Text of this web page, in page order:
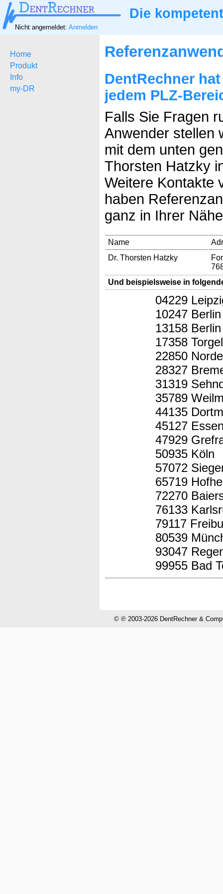
Die
Nicht angemeldet: Anmelden
Home
Produkt
Info
my-DR
DentRechner
jedem PLZ-
Falls Sie Fragen
Anwender stellen
mit dem unten
Thorsten Hatzky
Weitere Kontakte
haben
ganz in Ihrer
Name
Dr. Thorsten Hatzky
Und beispielsweise in
04229
10247 Berlin
13158 Berlin
17358
22850
28327
31319
35789
44135
45127
47929
50935 Köln
57072
65719
72270
76133
79117
80539
93047
99955 Bad
© ℗ 2003-2026 DentRechner &